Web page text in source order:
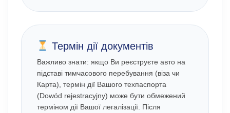
Термін дії документів
Важливо знати: якщо Ви реєструєте авто на
підставі тимчасового перебування (віза чи
Карта), термін дії Вашого техпаспорта
(Dowód rejestracyjny) може бути обмежений
терміном дії Вашої легалізації. Після